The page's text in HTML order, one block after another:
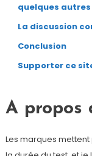
quelques autres
La discussion
Conclusion
Supporter ce
A propos
Les marques